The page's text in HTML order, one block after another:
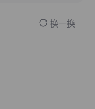
换一换